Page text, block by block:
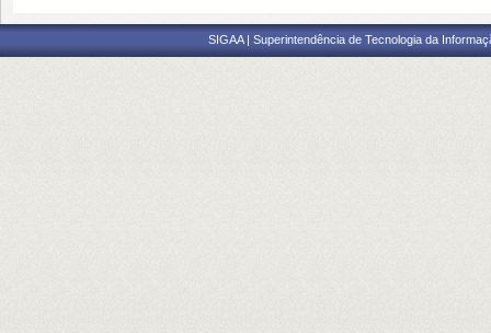
SIGAA | Superintendência de Tecnologia da